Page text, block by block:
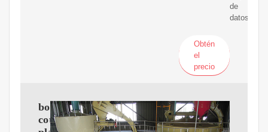
de
datos.
Obtén
el
precio
bolivia
cotiza